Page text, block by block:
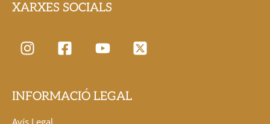
XARXES SOCIALS
INFORMACIÓ LEGAL